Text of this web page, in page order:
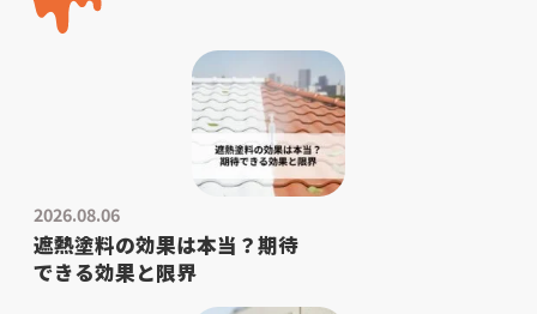
2026.08.06
遮熱塗料の効果は本当？期待
できる効果と限界